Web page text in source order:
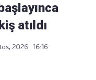
atıldı
2026 - 16:16